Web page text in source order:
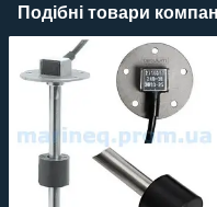
Подібні товари